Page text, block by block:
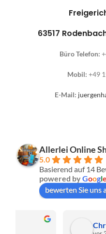
63517
Büro Telefon:
Mobil: +49
E-Mail:
Allerlei Online
5.0
Basierend auf 14
powered byGoogle
bewerten Sie uns
Christa Meis